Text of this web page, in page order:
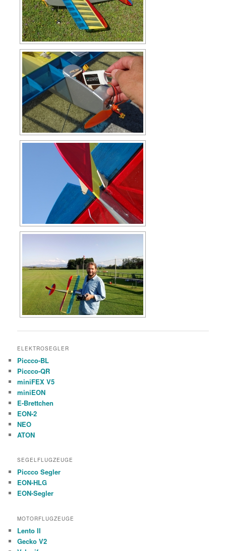
ELEKTROSEGLER
Piccco-BL
Piccco-QR
miniFEX V5
miniEON
E-Brettchen
EON-2
NEO
ATON
SEGELFLUGZEUGE
Piccco Segler
EON-HLG
EON-Segler
MOTORFLUGZEUGE
Lento II
Gecko V2